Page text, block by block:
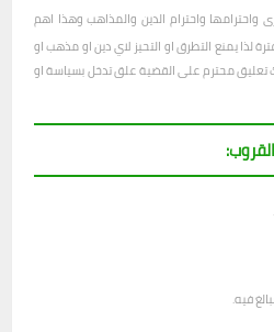
واحترامها واحترام الدين والمذاهب وهذا اهم
لذا يمنع التطرق او التحيز لاي دين او مذهب او
محترم على القضية علق تدخل بسياسة او
فيه.